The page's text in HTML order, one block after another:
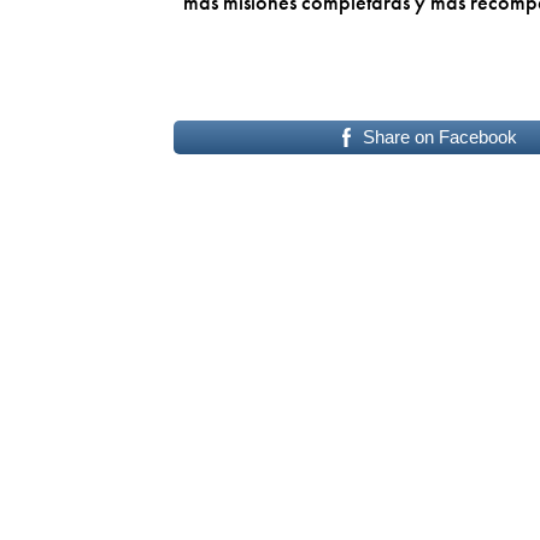
Share on Facebook